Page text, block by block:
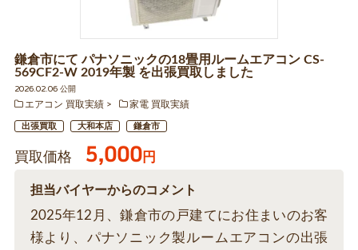
鎌倉市にて パナソニックの18畳用ルームエアコン CS-
569CF2-W 2019年製 を出張買取しました
2026.02.06 公開
エアコン 買取実績
家電 買取実績
出張買取 大和本店 鎌倉市
買取価格 5,000円
担当バイヤーからのコメント
2025年12月、鎌倉市の戸建てにお住まいのお客
様より、パナソニック製ルームエアコンの出張